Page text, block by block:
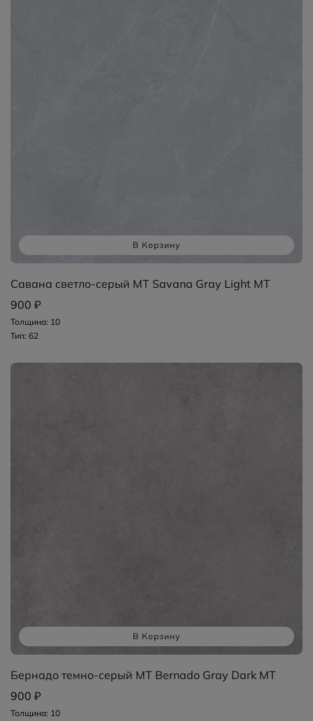
В Корзину
Савана светло-серый MT Savana Gray Light MT
900 ₽
Толщина: 10
Тип: 62
В Корзину
Бернадо темно-серый MT Bernado Gray Dark MT
900 ₽
Толщина: 10